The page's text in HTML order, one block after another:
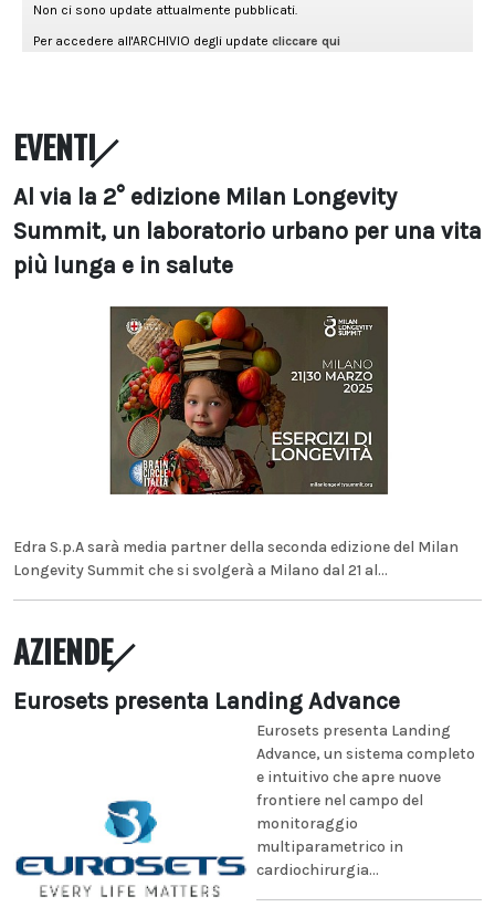
EVENTI
Al via la 2° edizione Milan Longevity
Summit, un laboratorio urbano per una vita
più lunga e in salute
Edra S.p.A sarà media partner della seconda edizione del Milan
Longevity Summit che si svolgerà a Milano dal 21 al...
AZIENDE
Eurosets presenta Landing Advance
Eurosets presenta Landing
Advance, un sistema completo
e intuitivo che apre nuove
frontiere nel campo del
monitoraggio
multiparametrico in
cardiochirurgia...